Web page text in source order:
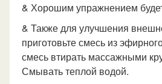
& Хорошим упражнением
& Также для улучшения
приготовьте смесь из
смесь втирать массажными
Смывать теплой водой.